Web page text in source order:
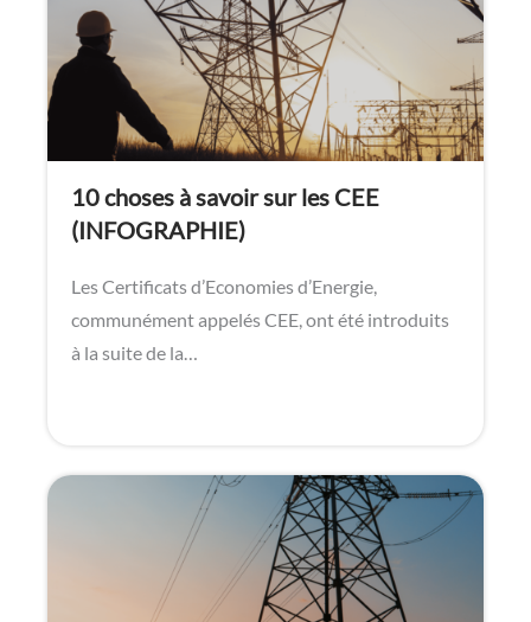
10 choses à savoir sur les CEE
(INFOGRAPHIE)
Les Certificats d’Economies d’Energie,
communément appelés CEE, ont été introduits
à la suite de la…